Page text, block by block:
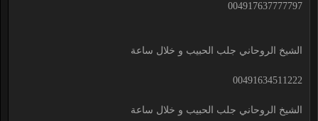
004917637777797
الشيخ الروحاني جلب الحبيب و خلال ساعة
00491634511222
الشيخ الروحاني جلب الحبيب و خلال ساعة